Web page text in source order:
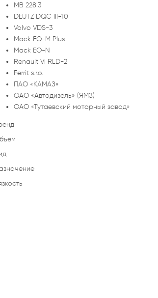
MB 228.3
DEUTZ DQC III-10
Volvo VDS-3
Mack EO-M Plus
Mack EO-N
Renault VI RLD-2
Ferrit s.r.o.
ПАО «КАМАЗ»
ОАО «Автодизель» (ЯМЗ)
ОАО «Тутаевский моторный завод»